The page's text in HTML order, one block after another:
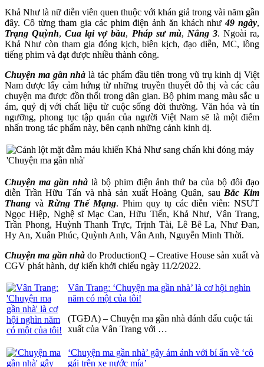
Khả Như là nữ diễn viên quen thuộc với khán giả trong vài năm gần
đây. Cô từng tham gia các phim điện ảnh ăn khách như49 ngày,
Trạng Quỳnh,Cua lại vợ bầu, Pháp sư mù, Nắng 3. Ngoài ra,
Khả Như còn tham gia đóng kịch, biên kịch, đạo diễn, MC, lồng
tiếng phim và đạt được nhiều thành công.
Chuyện ma gần nhà là tác phẩm đầu tiên trong vũ trụ kinh dị Việt
Nam được lấy cảm hứng từ những truyền thuyết đô thị và các câu
chuyện ma được đồn thổi trong dân gian. Bộ phim mang màu sắc u
ám, quỷ dị với chất liệu từ cuộc sống đời thường. Văn hóa và tín
ngưỡng, phong tục tập quán của người Việt Nam sẽ là một điểm
nhấn trong tác phẩm này, bên cạnh những cảnh kinh dị.
Chuyện ma gần nhàlà bộ phim điện ảnh thứ ba của bộ đôi đạo
diễn Trần Hữu Tấn và nhà sản xuất Hoàng Quân, sau Bắc Kim
Thang và Rừng Thế Mạng. Phim quy tụ các diễn viên: NSƯT
Ngọc Hiệp, Nghệ sĩ Mạc Can, Hữu Tiến, Khả Như, Vân Trang,
Trần Phong, Huỳnh Thanh Trực, Trịnh Tài, Lê Bê La, Như Đan,
Hy An, Xuân Phúc, Quỳnh Anh, Vân Anh, Nguyễn Minh Thời.
Chuyện ma gần nhàdo ProductionQ – Creative House sản xuất và
CGV phát hành, dự kiến khởi chiếu ngày 11/2/2022.
Vân Trang: ‘Chuyện ma gần nhà’ là cơ hội nghìn
năm có một của tôi!
(TGĐA) – Chuyện ma gần nhà đánh dấu cuộc tái
xuất của Vân Trang với …
‘Chuyện ma gần nhà’ gây ám ảnh với bí ẩn về ‘cô
gái trên xe nước mía’